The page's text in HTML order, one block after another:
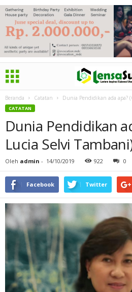
Beranda Catatan Dunia Pendidikan ada apa?
CATATAN
Dunia Pendidikan
Lucia Selvi
Oleh admin - 14/10/2019 922 0
Facebook Twitter